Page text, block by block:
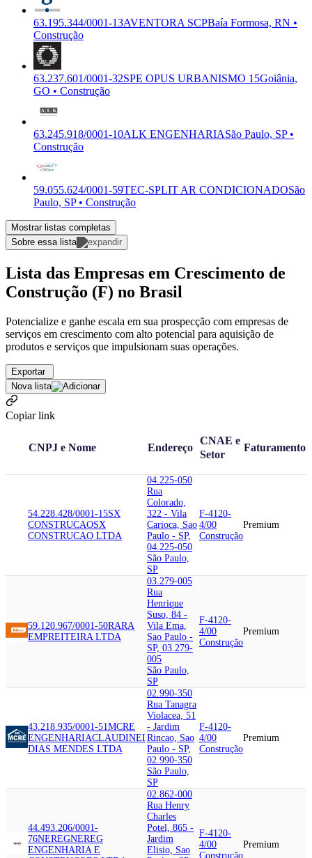
63.195.344/0001-13AVENTORA SCPBaía Formosa, RN •
Construção
63.237.601/0001-32SPE OPUS URBANISMO 15Goiânia,
GO • Construção
63.245.918/0001-10ALK ENGENHARIASão Paulo, SP •
Construção
59.055.624/0001-59TEC-SPLIT AR CONDICIONADOSão
Paulo, SP • Construção
Mostrar listas completas
Sobre essa lista
Lista das Empresas em Crescimento de
Construção (F) no Brasil
Potencialize e ganhe escala em sua prospecção com empresas de
serviços em crescimento com alto potencial para aquisição de
produtos e serviços que impulsionam suas operações.
Exportar
Nova lista
Copiar link
CNPJ e Nome Endereço
CNAE e
Setor
Faturamento
54.228.428/0001-15SX
CONSTRUCAOSX
CONSTRUCAO LTDA
04.225-050
Rua
Colorado,
322 - Vila
Carioca, Sao
Paulo - SP,
04.225-050
São Paulo,
SP
F-4120-
4/00
Construção
Premium
59.120.967/0001-50RARA
EMPREITEIRA LTDA
03.279-005
Rua
Henrique
Suso, 84 -
Vila Ema,
Sao Paulo -
SP, 03.279-
005
São Paulo,
SP
F-4120-
4/00
Construção
Premium
43.218.935/0001-51 MCRE
ENGENHARIACLAUDINEI
DIAS MENDES LTDA
02.990-350
Rua Tanagra
Violacea, 51
- Jardim
Rincao, Sao
Paulo - SP,
02.990-350
São Paulo,
SP
F-4120-
4/00
Construção
Premium
44.493.206/0001-
76NEREGNEREG
ENGENHARIA E
02.862-000
Rua Henry
Charles
Potel, 865 -
Jardim
Elisio, Sao
F-4120-
4/00
Construção
Premium